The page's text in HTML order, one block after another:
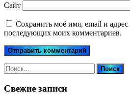
Сайт
Сохранить моё имя, email и адрес
последующих моих комментариев.
Найти:
Свежие записи